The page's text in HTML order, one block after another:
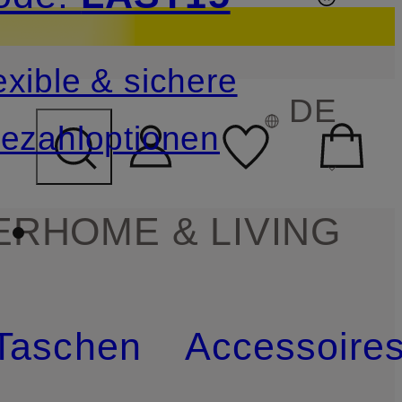
ÜBERSPRINGEN
& sichere
DE
HOME & LIVING